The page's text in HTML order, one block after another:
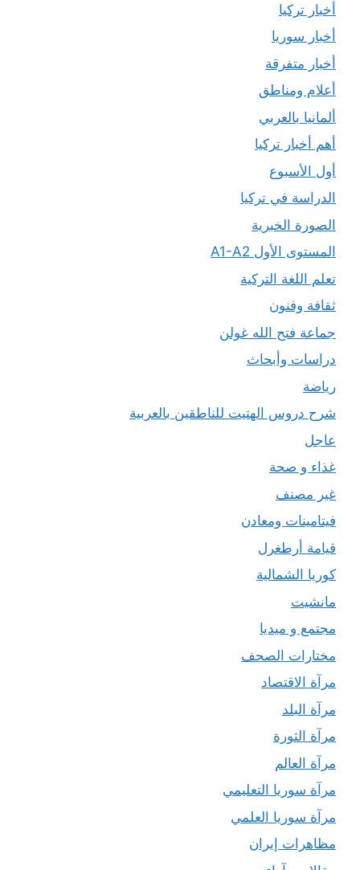
أخبار تركيا
أخبار سوريا
أخبار متفرقة
أعلام ومناطق
ألمانيا بالعربي
أهم أخبار تركيا
أول الأسبوع
الدراسة في تركيا
الصورة الخبرية
المستوى الأول A1-A2
تعلم اللغة التركية
ثقافة وفنون
جماعة فتح الله غولن
دراسات وأبحاث
رياضة
شرح دروس الهتيت للناطقين بالعربية
عاجل
غذاء و صحة
غير مصنف
فيتامينات ومعادن
قيامة أرطغرل
كوريا الشمالية
مانشيت
مجتمع و ميديا
مختارات الصحف
مرآة الاقتصاد
مرآة البلد
مرآة الثورة
مرآة العالم
مرآة سوريا التعليمي
مرآة سوريا العلمي
مظاهرات إيران